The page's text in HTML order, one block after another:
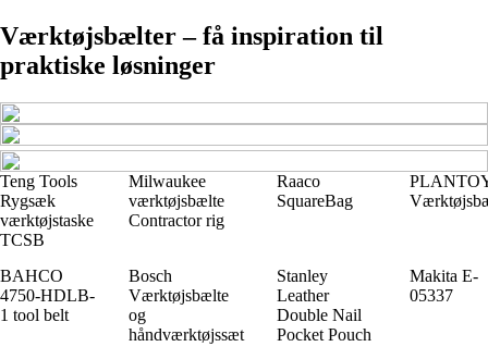
Værktøjsbælter – få inspiration til
praktiske løsninger
Teng Tools
Rygsæk
værktøjstaske
TCSB
Milwaukee
værktøjsbælte
Contractor rig
Raaco
SquareBag
BAHCO
4750-HDLB-
1 tool belt
Bosch
Værktøjsbælte
og
håndværktøjssæt
Stanley
Leather
Double Nail
Pocket Pouch
Makita E-
05337